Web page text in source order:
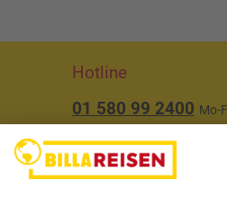
Hotline
01 580 99 2400 Mo-
(ausgenommen Feiertage)
Über uns